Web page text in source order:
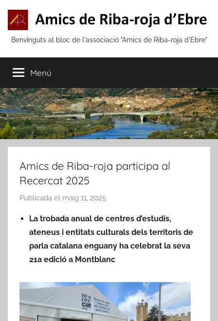
contingut
Amics
de
Riba-
roja
d'Ebre
Benvinguts al bloc de l'associació "Amics de Riba-roja d'Ebre"
Menú
Amics de Riba-roja participa al
Recercat 2025
Publicada el maig 11, 2025
r
A
m
i
d
e
La trobada anual de centres d’estudis,
ateneus i entitats culturals dels territoris de
parla catalana enguany ha celebrat la seva
21a edició a Montblanc